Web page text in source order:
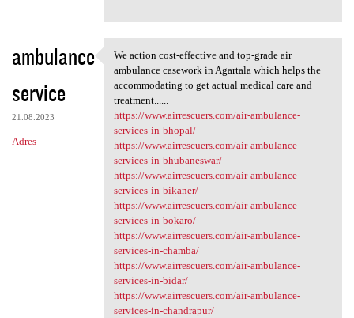
ambulance
service
21.08.2023
Adres
We action cost-effective and
We action cost-effective and top-grade air
ambulance casework in Agartala which helps the
accommodating to get actual medical care and
treatment......
https://www.airrescuers.com/air-ambulance-
services-in-bhopal/
https://www.airrescuers.com/air-ambulance-
services-in-bhubaneswar/
https://www.airrescuers.com/air-ambulance-
services-in-bikaner/
https://www.airrescuers.com/air-ambulance-
services-in-bokaro/
https://www.airrescuers.com/air-ambulance-
services-in-chamba/
https://www.airrescuers.com/air-ambulance-
services-in-bidar/
https://www.airrescuers.com/air-ambulance-
services-in-chandrapur/